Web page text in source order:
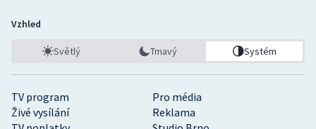
TV program
Pro média
Živé vysílání
Reklama
Vzhled
Světlý Tmavý Systém